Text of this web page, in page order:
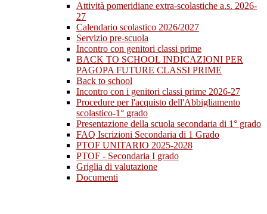
Attività pomeridiane extra-scolastiche a.s. 2026-
27
Calendario scolastico 2026/2027
Servizio pre-scuola
Incontro con genitori classi prime
BACK TO SCHOOL INDICAZIONI PER
PAGOPA FUTURE CLASSI PRIME
Back to school
Incontro con i genitori classi prime 2026-27
Procedure per l'acquisto dell'Abbigliamento
scolastico-1° grado
Presentazione della scuola secondaria di 1° grado
FAQ Iscrizioni Secondaria di 1 Grado
PTOF UNITARIO 2025-2028
PTOF - Secondaria I grado
Griglia di valutazione
Documenti